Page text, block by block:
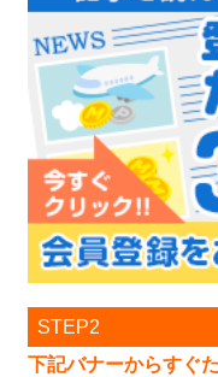
STEP2
下記バナーからすぐ